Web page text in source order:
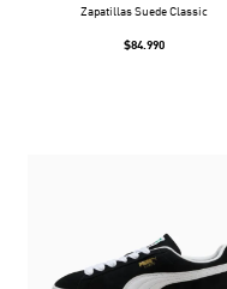
Zapatillas Suede Classic
$84.990